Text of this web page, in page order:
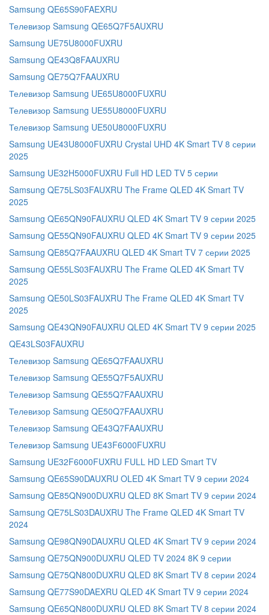
Samsung QE65S90FAEXRU
Телевизор Samsung QE65Q7F5AUXRU
Samsung UE75U8000FUXRU
Samsung QE43Q8FAAUXRU
Samsung QE75Q7FAAUXRU
Телевизор Samsung UE65U8000FUXRU
Телевизор Samsung UE55U8000FUXRU
Телевизор Samsung UE50U8000FUXRU
Samsung UE43U8000FUXRU Crystal UHD 4K Smart TV 8 серии
2025
Samsung UE32H5000FUXRU Full HD LED TV 5 серии
Samsung QE75LS03FAUXRU The Frame QLED 4K Smart TV
2025
Samsung QE65QN90FAUXRU QLED 4K Smart TV 9 серии 2025
Samsung QE55QN90FAUXRU QLED 4K Smart TV 9 серии 2025
Samsung QE85Q7FAAUXRU QLED 4K Smart TV 7 серии 2025
Samsung QE55LS03FAUXRU The Frame QLED 4K Smart TV
2025
Samsung QE50LS03FAUXRU The Frame QLED 4K Smart TV
2025
Samsung QE43QN90FAUXRU QLED 4K Smart TV 9 серии 2025
QE43LS03FAUXRU
Телевизор Samsung QE65Q7FAAUXRU
Телевизор Samsung QE55Q7F5AUXRU
Телевизор Samsung QE55Q7FAAUXRU
Телевизор Samsung QE50Q7FAAUXRU
Телевизор Samsung QE43Q7FAAUXRU
Телевизор Samsung UE43F6000FUXRU
Samsung UE32F6000FUXRU FULL HD LED Smart TV
Samsung QE65S90DAUXRU OLED 4K Smart TV 9 серии 2024
Samsung QE85QN900DUXRU QLED 8K Smart TV 9 серии 2024
Samsung QE75LS03DAUXRU The Frame QLED 4K Smart TV
2024
Samsung QE98QN90DAUXRU QLED 4K Smart TV 9 серии 2024
Samsung QE75QN900DUXRU QLED TV 2024 8K 9 серии
Samsung QE75QN800DUXRU QLED 8K Smart TV 8 серии 2024
Samsung QE77S90DAEXRU QLED 4K Smart TV 9 серии 2024
Samsung QE65QN800DUXRU QLED 8K Smart TV 8 серии 2024